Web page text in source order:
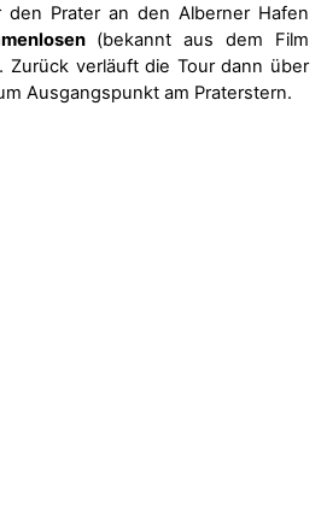
Prater an den Alberner Hafen
(bekannt aus dem Film
Zurück verläuft die Tour dann über
Ausgangspunkt am Praterstern.